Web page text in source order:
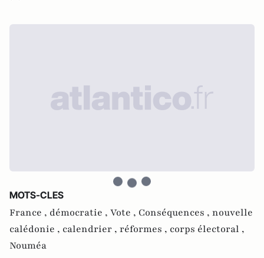
MOTS-CLES
France , démocratie , Vote , Conséquences , nouvelle
calédonie , calendrier , réformes , corps électoral ,
Nouméa